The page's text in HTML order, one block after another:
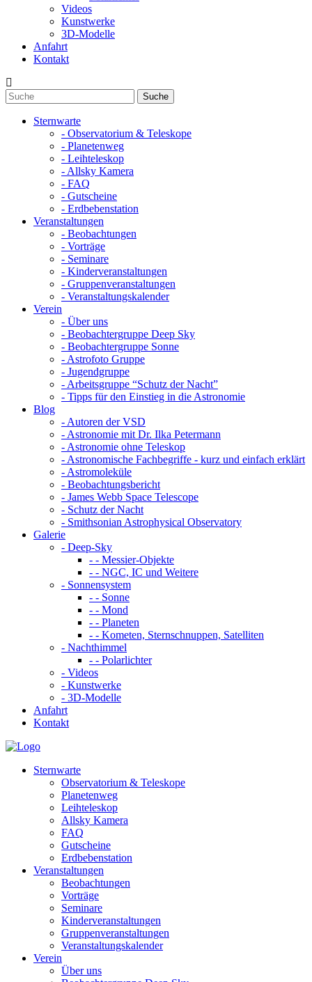
Videos
Kunstwerke
3D-Modelle
Anfahrt
Kontakt
Sternwarte
- Observatorium & Teleskope
- Planetenweg
- Leihteleskop
- Allsky Kamera
- FAQ
- Gutscheine
- Erdbebenstation
Veranstaltungen
- Beobachtungen
- Vorträge
- Seminare
- Kinderveranstaltungen
- Gruppenveranstaltungen
- Veranstaltungskalender
Verein
- Über uns
- Beobachtergruppe Deep Sky
- Beobachtergruppe Sonne
- Astrofoto Gruppe
- Jugendgruppe
- Arbeitsgruppe “Schutz der Nacht”
- Tipps für den Einstieg in die Astronomie
Blog
- Autoren der VSD
- Astronomie mit Dr. Ilka Petermann
- Astronomie ohne Teleskop
- Astronomische Fachbegriffe - kurz und einfach erklärt
- Astromoleküle
- Beobachtungsbericht
- James Webb Space Telescope
- Schutz der Nacht
- Smithsonian Astrophysical Observatory
Galerie
- Deep-Sky
- - Messier-Objekte
- - NGC, IC und Weitere
- Sonnensystem
- - Sonne
- - Mond
- - Planeten
- - Kometen, Sternschnuppen, Satelliten
- Nachthimmel
- - Polarlichter
- Videos
- Kunstwerke
- 3D-Modelle
Anfahrt
Kontakt
Sternwarte
Observatorium & Teleskope
Planetenweg
Leihteleskop
Allsky Kamera
FAQ
Gutscheine
Erdbebenstation
Veranstaltungen
Beobachtungen
Vorträge
Seminare
Kinderveranstaltungen
Gruppenveranstaltungen
Veranstaltungskalender
Verein
Über uns